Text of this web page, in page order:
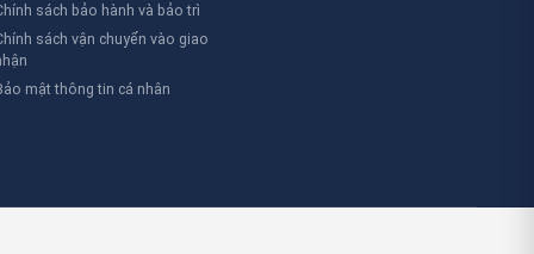
sách bảo hành và bảo trì
sách vận chuyển vào giao
mật thông tin cá nhân